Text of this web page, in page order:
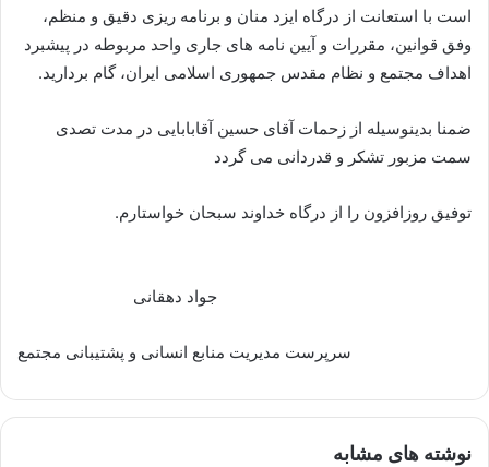
است با استعانت از درگاه ایزد منان و برنامه ریزی دقیق و منظم،
وفق قوانین، مقررات و آیین نامه های جاری واحد مربوطه در پیشبرد
اهداف مجتمع و نظام مقدس جمهوری اسلامی ایران، گام بردارید.
ضمنا بدینوسیله از زحمات آقای حسین آقابابایی در مدت تصدی
سمت مزبور تشکر و قدردانی می گردد
توفیق روزافزون را از درگاه خداوند سبحان خواستارم.
جواد دهقانی
سرپرست مدیریت منابع انسانی و پشتیبانی مجتمع
نوشته های مشابه